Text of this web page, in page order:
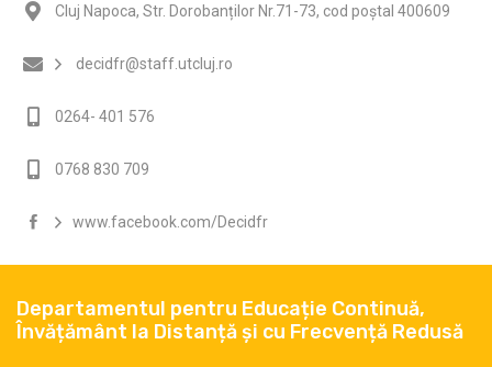
Cluj Napoca, Str. Dorobanților Nr.71-73, cod poștal 400609
decidfr@staff.utcluj.ro
0264- 401 576
0768 830 709
www.facebook.com/Decidfr
Departamentul pentru Educație Continuă,
Învățământ la Distanță și cu Frecvență Redusă